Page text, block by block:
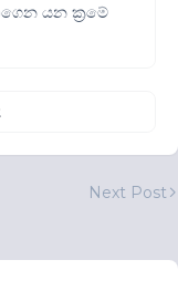
යන ක්‍රමේ
Next Post